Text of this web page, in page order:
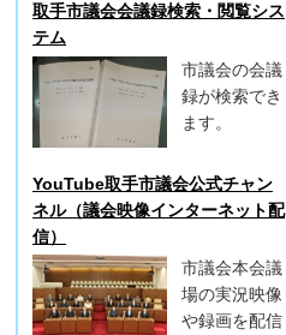
取手市議会会議録検索・閲覧シス
テム
市議会の会議
録が検索でき
ます。
YouTube取手市議会公式チャン
ネル（議会映像インターネット配
信）
市議会本会議
場の実況映像
や録画を配信